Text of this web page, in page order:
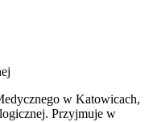
w Katowicach,
Przyjmuje w